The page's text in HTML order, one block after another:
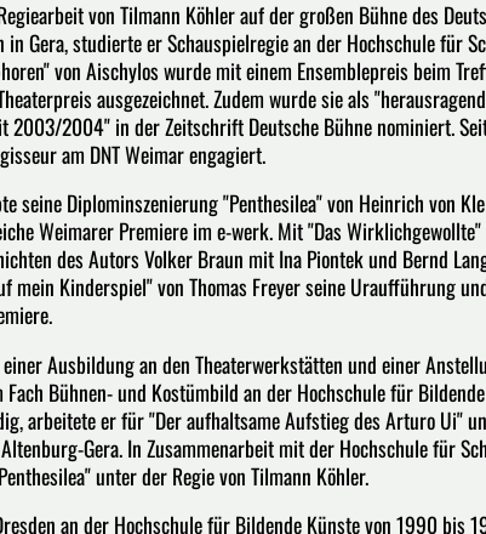
von Tilmann Köhler auf der großen Bühne des
in Gera, studierte er Schauspielregie an der Hochschule für
von Aischylos wurde mit einem Ensemblepreis beim
ausgezeichnet. Zudem wurde sie als
2003/2004" in der Zeitschrift Deutsche Bühne nominiert.
am DNT Weimar engagiert.
seine Diplominszenierung "Penthesilea" von Heinrich von
Weimarer Premiere im e-werk. Mit "Das
des Autors Volker Braun mit Ina Piontek und Bernd
mein Kinderspiel" von Thomas Freyer seine Uraufführung
Ausbildung an den Theaterwerkstätten und einer
Fach Bühnen- und Kostümbild an der Hochschule für
arbeitete er für "Der aufhaltsame Aufstieg des Arturo Ui"
Gera. In Zusammenarbeit mit der Hochschule für
unter der Regie von Tilmann Köhler.
an der Hochschule für Bildende Künste von 1990 bis